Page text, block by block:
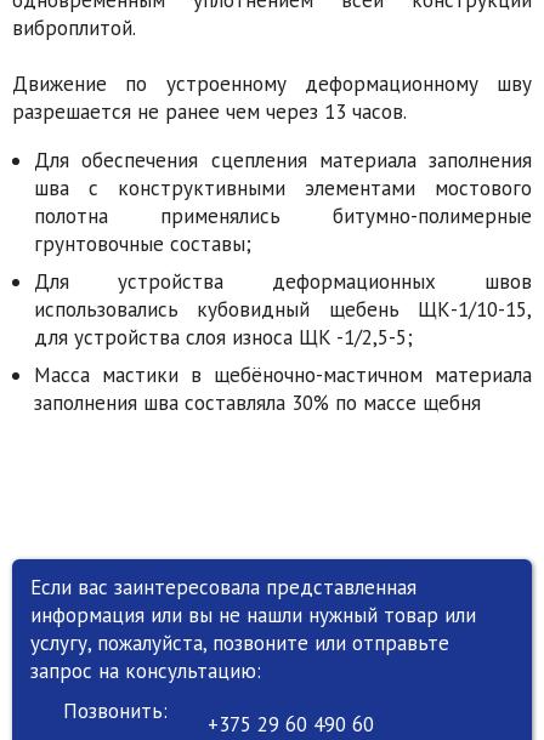
виброплитой.
Движение по устроенному деформационному шву
разрешается не ранее чем через 13 часов.
Для обеспечения сцепления материала заполнения
шва с конструктивными элементами мостового
полотна применялись битумно-полимерные
грунтовочные составы;
Для устройства деформационных швов
использовались кубовидный щебень ЩК-1/10-15,
для устройства слоя износа ЩК -1/2,5-5;
Масса мастики в щебёночно-мастичном материала
заполнения шва составляла 30% по массе щебня
Если вас заинтересовала представленная
информация или вы не нашли нужный товар или
услугу, пожалуйста, позвоните или отправьте
запрос на консультацию:
Позвонить:
+375 29 60 490 60